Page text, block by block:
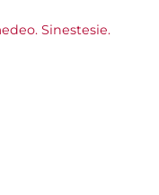
Sinestesie.